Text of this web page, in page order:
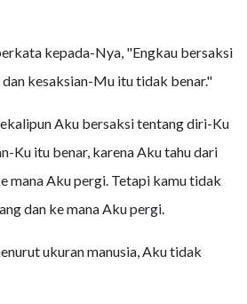
kepada-Nya, "Engkau bersaksi
kesaksian-Mu itu tidak benar."
Aku bersaksi tentang diri-Ku
Ku itu benar, karena Aku tahu dari
mana Aku pergi. Tetapi kamu tidak
dan ke mana Aku pergi.
ukuran manusia, Aku tidak